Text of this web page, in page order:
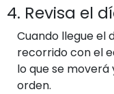
4. Revisa el
Cuando llegue el
recorrido con el
lo que se
orden.